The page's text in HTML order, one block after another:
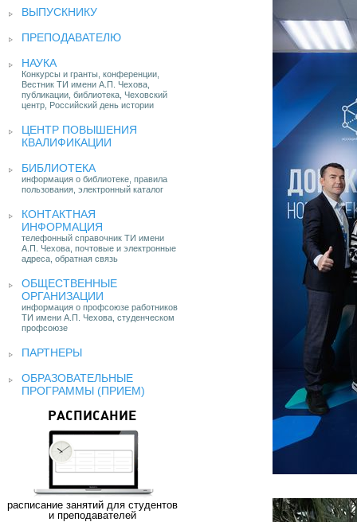
ВЫПУСКНИКУ
ПРЕПОДАВАТЕЛЮ
НАУКА
Конкурсы и гранты, конференции,
Вестник ТИ имени А.П. Чехова,
публикации, библиотека, Чеховский
центр, Российский день истории
ЦЕНТР ПОВЫШЕНИЯ
КВАЛИФИКАЦИИ
БИБЛИОТЕКА
информация о библиотеке, правила
пользования, электронный каталог
КОНТАКТНАЯ
ИНФОРМАЦИЯ
телефонный справочник ТИ имени
А.П. Чехова, почтовые и электронные
адреса, обратная связь
ОБЩЕСТВЕННЫЕ
ОРГАНИЗАЦИИ
информация о профсоюзе работников
ТИ имени А.П. Чехова, студенческом
профсоюзе
ПАРТНЕРЫ
ОБРАЗОВАТЕЛЬНЫЕ
ПРОГРАММЫ (ПРИЕМ)
РАСПИСАНИЕ
расписание занятий для студентов
и преподавателей